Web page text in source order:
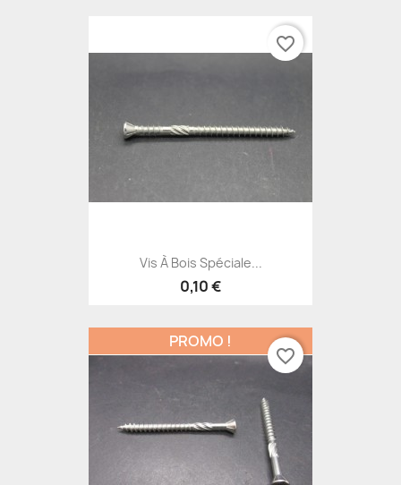
Vis À Bois Spéciale...
0,10 €
favorite_border
PROMO !
favorite_border